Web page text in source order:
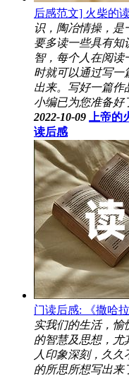
后感范文] 火柴的
识，陶冶情操，是
要多读一些具有知
智，每个人在阅读
时就可以通过写一
出来。写好一篇作
小编已为您准备好
2022-10-09
上帝的
读后感
门读后感: 《撒哈
实我们的生活，愉
的智慧及思想，尤
人印象深刻，久
的所思所想写出来